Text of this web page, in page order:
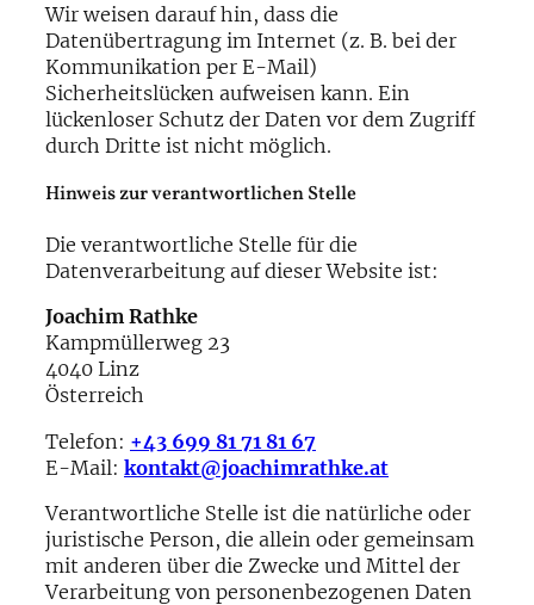
Wir weisen darauf hin, dass die
Datenübertragung im Internet (z. B. bei der
Kommunikation per E-Mail)
Sicherheitslücken aufweisen kann. Ein
lückenloser Schutz der Daten vor dem Zugriff
durch Dritte ist nicht möglich.
Hinweis zur verantwortlichen Stelle
Die verantwortliche Stelle für die
Datenverarbeitung auf dieser Website ist:
Joachim Rathke
Kampmüllerweg 23
4040 Linz
Österreich
Telefon: +43 699 81 71 81 67
E-Mail: kontakt@joachimrathke.at
Verantwortliche Stelle ist die natürliche oder
juristische Person, die allein oder gemeinsam
mit anderen über die Zwecke und Mittel der
Verarbeitung von personenbezogenen Daten